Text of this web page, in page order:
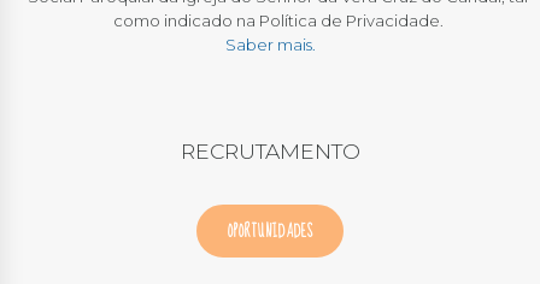
como indicado na Política de Privacidade.
Saber mais.
RECRUTAMENTO
OPORTUNIDADES